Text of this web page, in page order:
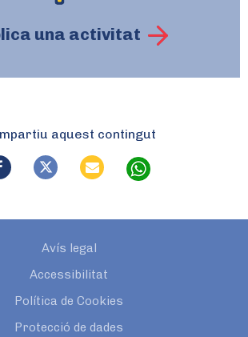
una activitat
aquest contingut
Avís legal
Accessibilitat
Política de Cookies
Protecció de dades